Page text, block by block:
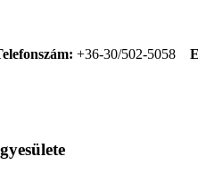
+36-30/502-5058